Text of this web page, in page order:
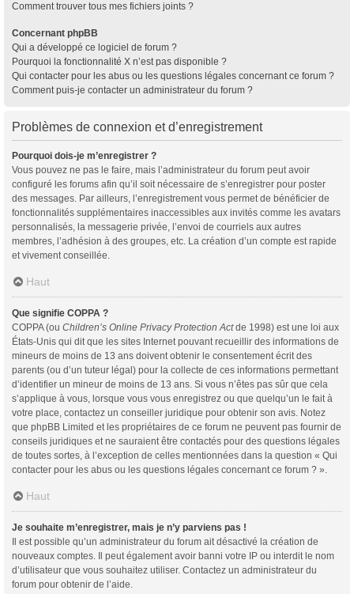
Comment trouver tous mes fichiers joints ?
Concernant phpBB
Qui a développé ce logiciel de forum ?
Pourquoi la fonctionnalité X n’est pas disponible ?
Qui contacter pour les abus ou les questions légales concernant ce forum ?
Comment puis-je contacter un administrateur du forum ?
Problèmes de connexion et d’enregistrement
Pourquoi dois-je m’enregistrer ?
Vous pouvez ne pas le faire, mais l’administrateur du forum peut avoir
configuré les forums afin qu’il soit nécessaire de s’enregistrer pour poster
des messages. Par ailleurs, l’enregistrement vous permet de bénéficier de
fonctionnalités supplémentaires inaccessibles aux invités comme les avatars
personnalisés, la messagerie privée, l’envoi de courriels aux autres
membres, l’adhésion à des groupes, etc. La création d’un compte est rapide
et vivement conseillée.
Haut
Que signifie COPPA ?
COPPA (ou Children’s Online Privacy Protection Actde 1998) est une loi aux
États-Unis qui dit que les sites Internet pouvant recueillir des informations de
mineurs de moins de 13 ans doivent obtenir le consentement écrit des
parents (ou d’un tuteur légal) pour la collecte de ces informations permettant
d’identifier un mineur de moins de 13 ans. Si vous n’êtes pas sûr que cela
s’applique à vous, lorsque vous vous enregistrez ou que quelqu’un le fait à
votre place, contactez un conseiller juridique pour obtenir son avis. Notez
que phpBB Limited et les propriétaires de ce forum ne peuvent pas fournir de
conseils juridiques et ne sauraient être contactés pour des questions légales
de toutes sortes, à l’exception de celles mentionnées dans la question « Qui
contacter pour les abus ou les questions légales concernant ce forum ? ».
Haut
Je souhaite m’enregistrer, mais je n’y parviens pas !
Il est possible qu’un administrateur du forum ait désactivé la création de
nouveaux comptes. Il peut également avoir banni votre IP ou interdit le nom
d’utilisateur que vous souhaitez utiliser. Contactez un administrateur du
forum pour obtenir de l’aide.